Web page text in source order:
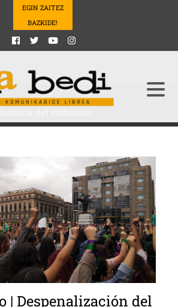
EGIN ZAITEZ
BAZKIDE!
| Despenalización del